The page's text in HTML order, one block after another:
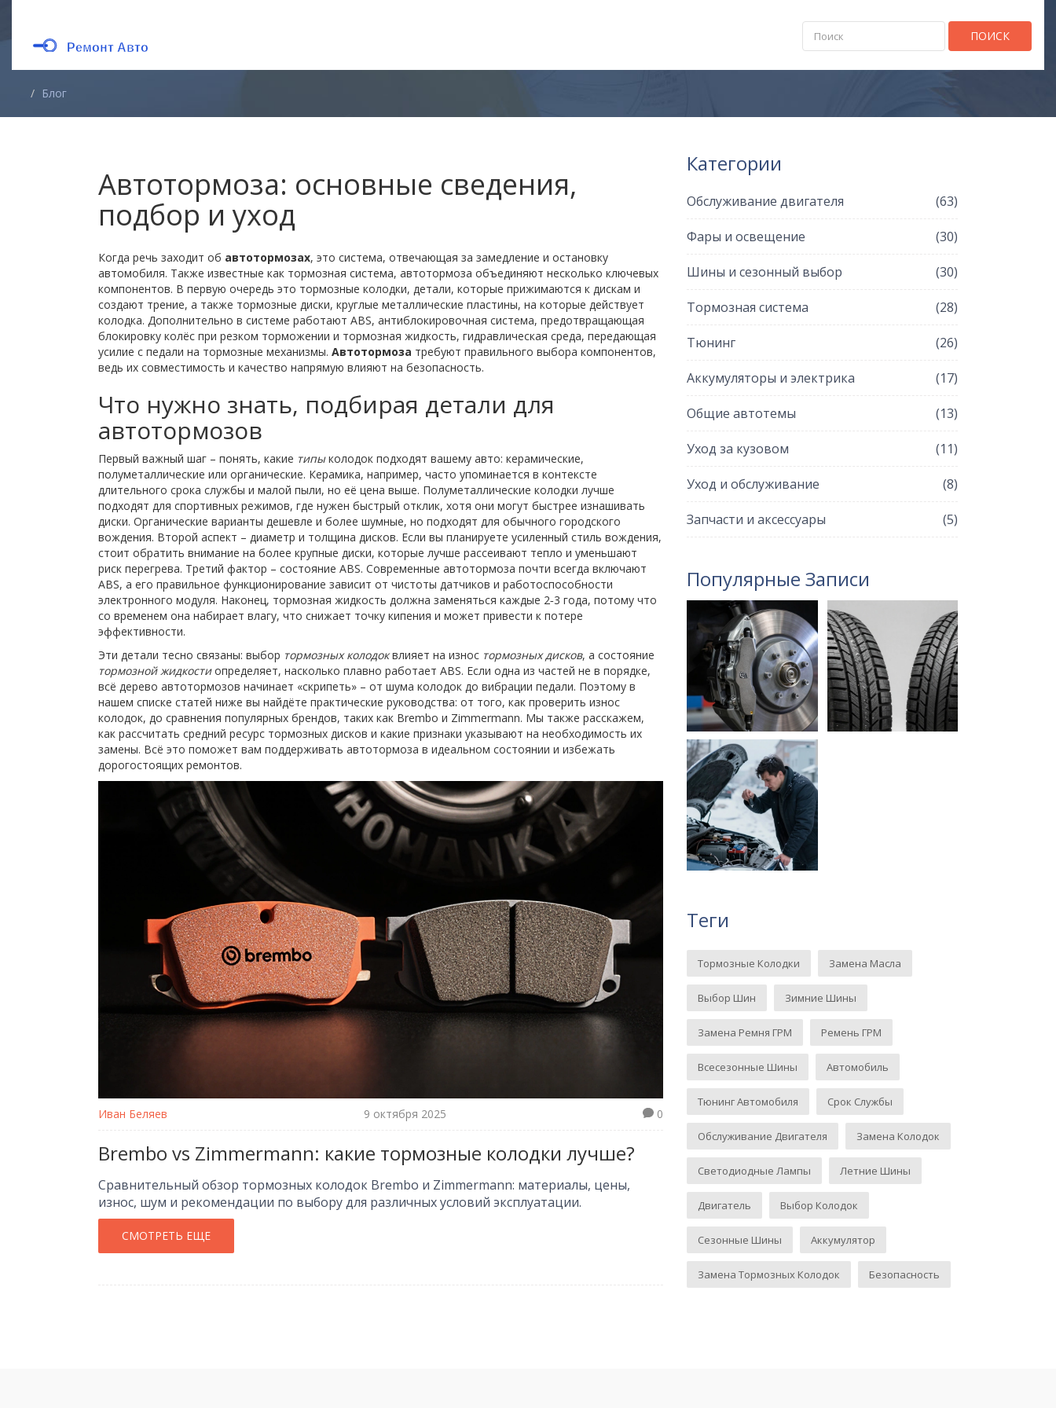
ПОИСК
Блог
Автотормоза: основные сведения,
подбор и уход
Когда речь заходит об автотормозах, это система, отвечающая за замедление и остановку
автомобиля. Также известные как тормозная система, автотормоза объединяют несколько ключевых
компонентов. В первую очередь это тормозные колодки, детали, которые прижимаются к дискам и
создают трение, а также тормозные диски, круглые металлические пластины, на которые действует
колодка. Дополнительно в системе работают ABS, антиблокировочная система, предотвращающая
блокировку колёс при резком торможении и тормозная жидкость, гидравлическая среда, передающая
усилие с педали на тормозные механизмы. Автотормоза требуют правильного выбора компонентов,
ведь их совместимость и качество напрямую влияют на безопасность.
Что нужно знать, подбирая детали для
автотормозов
Первый важный шаг – понять, какие типыколодок подходят вашему авто: керамические,
полуметаллические или органические. Керамика, например, часто упоминается в контексте
длительного срока службы и малой пыли, но её цена выше. Полуметаллические колодки лучше
подходят для спортивных режимов, где нужен быстрый отклик, хотя они могут быстрее изнашивать
диски. Органические варианты дешевле и более шумные, но подходят для обычного городского
вождения. Второй аспект – диаметр и толщина дисков. Если вы планируете усиленный стиль вождения,
стоит обратить внимание на более крупные диски, которые лучше рассеивают тепло и уменьшают
риск перегрева. Третий фактор – состояние ABS. Современные автотормоза почти всегда включают
ABS, а его правильное функционирование зависит от чистоты датчиков и работоспособности
электронного модуля. Наконец, тормозная жидкость должна заменяться каждые 2‑3 года, потому что
со временем она набирает влагу, что снижает точку кипения и может привести к потере
эффективности.
Эти детали тесно связаны: выбор тормозных колодоквлияет на износ тормозных дисков, а состояние
тормозной жидкостиопределяет, насколько плавно работает ABS. Если одна из частей не в порядке,
всё дерево автотормозов начинает «скрипеть» – от шума колодок до вибрации педали. Поэтому в
нашем списке статей ниже вы найдёте практические руководства: от того, как проверить износ
колодок, до сравнения популярных брендов, таких как Brembo и Zimmermann. Мы также расскажем,
как рассчитать средний ресурс тормозных дисков и какие признаки указывают на необходимость их
замены. Всё это поможет вам поддерживать автотормоза в идеальном состоянии и избежать
дорогостоящих ремонтов.
Иван Беляев 9 октября 2025 0
Brembo vs Zimmermann: какие тормозные колодки лучше?
Сравнительный обзор тормозных колодок Brembo и Zimmermann: материалы, цены,
износ, шум и рекомендации по выбору для различных условий эксплуатации.
СМОТРЕТЬ ЕЩЕ
Категории
Обслуживание двигателя (63)
Фары и освещение (30)
Шины и сезонный выбор (30)
Тормозная система (28)
Тюнинг (26)
Аккумуляторы и электрика (17)
Общие автотемы (13)
Уход за кузовом (11)
Уход и обслуживание (8)
Запчасти и аксессуары (5)
Популярные Записи
Теги
Тормозные Колодки Замена Масла
Выбор Шин Зимние Шины
Замена Ремня ГРМ Ремень ГРМ
Всесезонные Шины Автомобиль
Тюнинг Автомобиля Срок Службы
Обслуживание Двигателя Замена Колодок
Светодиодные Лампы Летние Шины
Двигатель Выбор Колодок
Сезонные Шины Аккумулятор
Замена Тормозных Колодок Безопасность